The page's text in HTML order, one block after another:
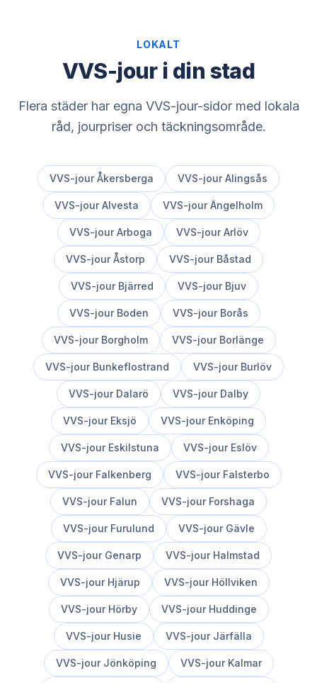
LOKALT
VVS-jour i din stad
Flera städer har egna VVS-jour-sidor med lokala
råd, jourpriser och täckningsområde.
VVS-jourÅkersberga VVS-jourAlingsås
VVS-jourAlvesta VVS-jourÄngelholm
VVS-jourArboga VVS-jourArlöv
VVS-jourÅstorp VVS-jour Båstad
VVS-jour Bjärred VVS-jour Bjuv
VVS-jour Boden VVS-jour Borås
VVS-jour Borgholm VVS-jour Borlänge
VVS-jour Bunkeflostrand VVS-jour Burlöv
VVS-jour Dalarö VVS-jour Dalby
VVS-jour Eksjö VVS-jour Enköping
VVS-jour Eskilstuna VVS-jour Eslöv
VVS-jour Falkenberg VVS-jour Falsterbo
VVS-jour Falun VVS-jour Forshaga
VVS-jour Furulund VVS-jour Gävle
VVS-jour Genarp VVS-jour Halmstad
VVS-jour Hjärup VVS-jour Höllviken
VVS-jour Hörby VVS-jour Huddinge
VVS-jour Husie VVS-jour Järfälla
VVS-jour Jönköping VVS-jour Kalmar